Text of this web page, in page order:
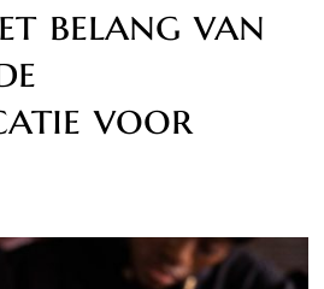
belang van
voor